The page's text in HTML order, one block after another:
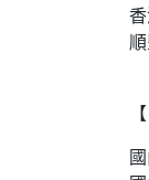
香
【